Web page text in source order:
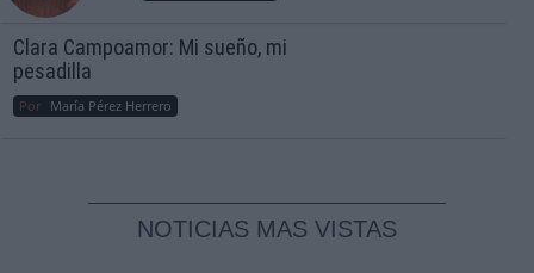
Clara Campoamor: Mi sueño, mi
pesadilla
Por María Pérez Herrero
NOTICIAS MAS VISTAS